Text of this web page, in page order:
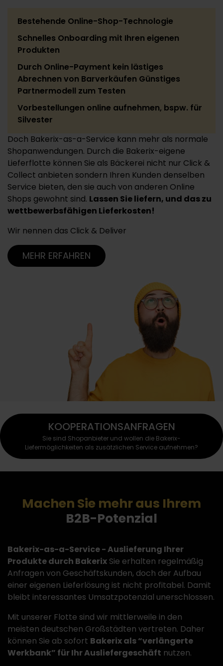
Bestehende Online-Shop-Technologie
Schnelles Onboarding mit Ihren eigenen
Produkten
Durch Online-Payment kein lästiges
Abrechnen von Barverkäufen Günstiges
Partnermodell zum Testen
Vorbestellungen online aufnehmen, bspw. für
Silvester
Doch Bakerix-as-a-Service kann mehr als normale
Shopanwendungen. Durch die Bakerix-eigene
Lieferflotte können Sie als Bäckerei nicht nur Click &
Collect anbieten sondern Ihren Kunden denselben
Service bieten, den sie auch von anderen Online
Shops gewohnt sind. Lassen Sie liefern, und das zu
wettbewerbsfähigen Lieferkosten!
Wir nennen das Click & Deliver
MEHR ERFAHREN
KOOPERATIONSANFRAGEN
Sie sind Shopanbieter und wollen die Bakerix-
Liefermöglichkeiten als zusätzlichen Service aufnehmen?
Machen Sie mehr aus Ihrem
B2B-Potenzial
Bakerix-as-a-Service - Auslieferung Ihrer
Produkte durch Bakerix Sie erhalten regelmäßig
Anfragen von Geschäftskunden, doch der Aufbau
einer eigenen Lieferlösung ist nicht profitabel. Damit
bleibt interessantes Umsatzpotenzial unerschlossen.
Mit unserer Flotte sind wir mittlerweile in den
meisten deutschen Großstädten vertreten. Daher
können Sie ab sofort Bakerix als “verlängerte
Werkbank” für Ihr Ausliefergeschäft nutzen.